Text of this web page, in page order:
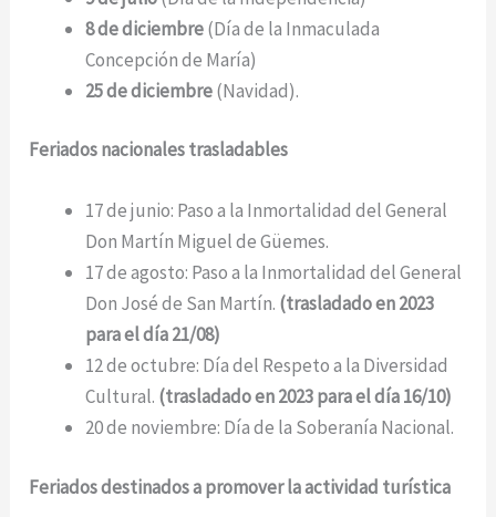
8 de diciembre(Día de la Inmaculada
Concepción de María)
25 de diciembre(Navidad).
Feriados nacionales trasladables
17 de junio: Paso a la Inmortalidad del General
Don Martín Miguel de Güemes.
17 de agosto: Paso a la Inmortalidad del General
Don José de San Martín. (trasladado en 2023
para el día 21/08)
12 de octubre: Día del Respeto a la Diversidad
Cultural. (trasladado en 2023 para el día 16/10)
20 de noviembre: Día de la Soberanía Nacional.
Feriados destinados a promover la actividad turística